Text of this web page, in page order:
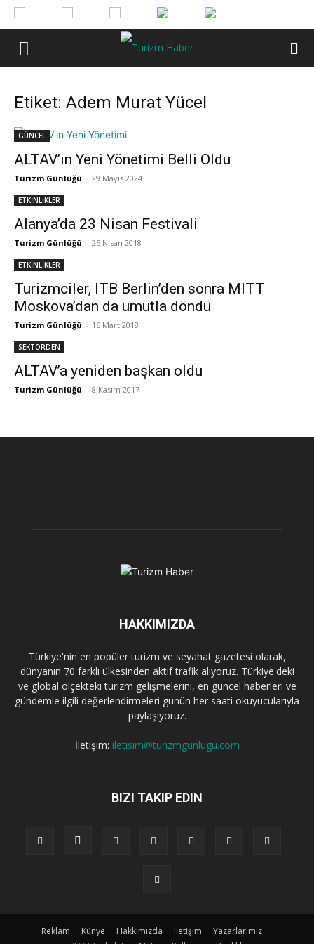
Etiket: Adem Murat Yücel
GÜNCEL
ALTAV’ın Yeni Yönetimi Belli Oldu
Turizm Günlüğü - 29 Mayıs 2024
ETKİNLİKLER
Alanya’da 23 Nisan Festivali
Turizm Günlüğü - 25 Nisan 2018
ETKİNLİKLER
Turizmciler, ITB Berlin’den sonra MITT
Moskova’dan da umutla döndü
Turizm Günlüğü - 16 Mart 2018
SEKTÖRDEN
ALTAV’a yeniden başkan oldu
Turizm Günlüğü - 8 Kasım 2017
HAKKIMIZDA
Türkiye'nin en popüler turizm ve seyahat gazetesi olarak,
dünyanın 70 farklı ülkesinden aktif trafik alıyoruz. Türkiye'deki
ve global ölçekteki turizm gelişmelerini, en güncel haberleri ve
gündemle ilgili değerlendirmeleri günün her saati okuyucularıyla
paylaşıyoruz.
İletişim: iletisim@turizmgunlugu.com
BIZI TAKIP EDIN
Reklam Künye Hakkımızda Iletişim
Yazarlarımız